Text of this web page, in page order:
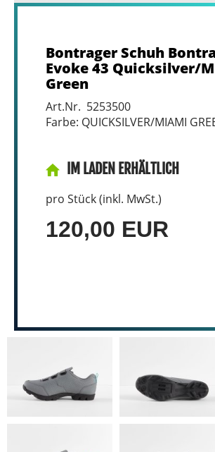
Bontrager Schuh
Evoke 43 Quicksilver/
Green
Art.Nr. 5253500
Farbe: QUICKSILVER/MIAMI
IM LADEN ERHÄLTLICH
pro Stück (inkl. MwSt.)
120,00 EUR